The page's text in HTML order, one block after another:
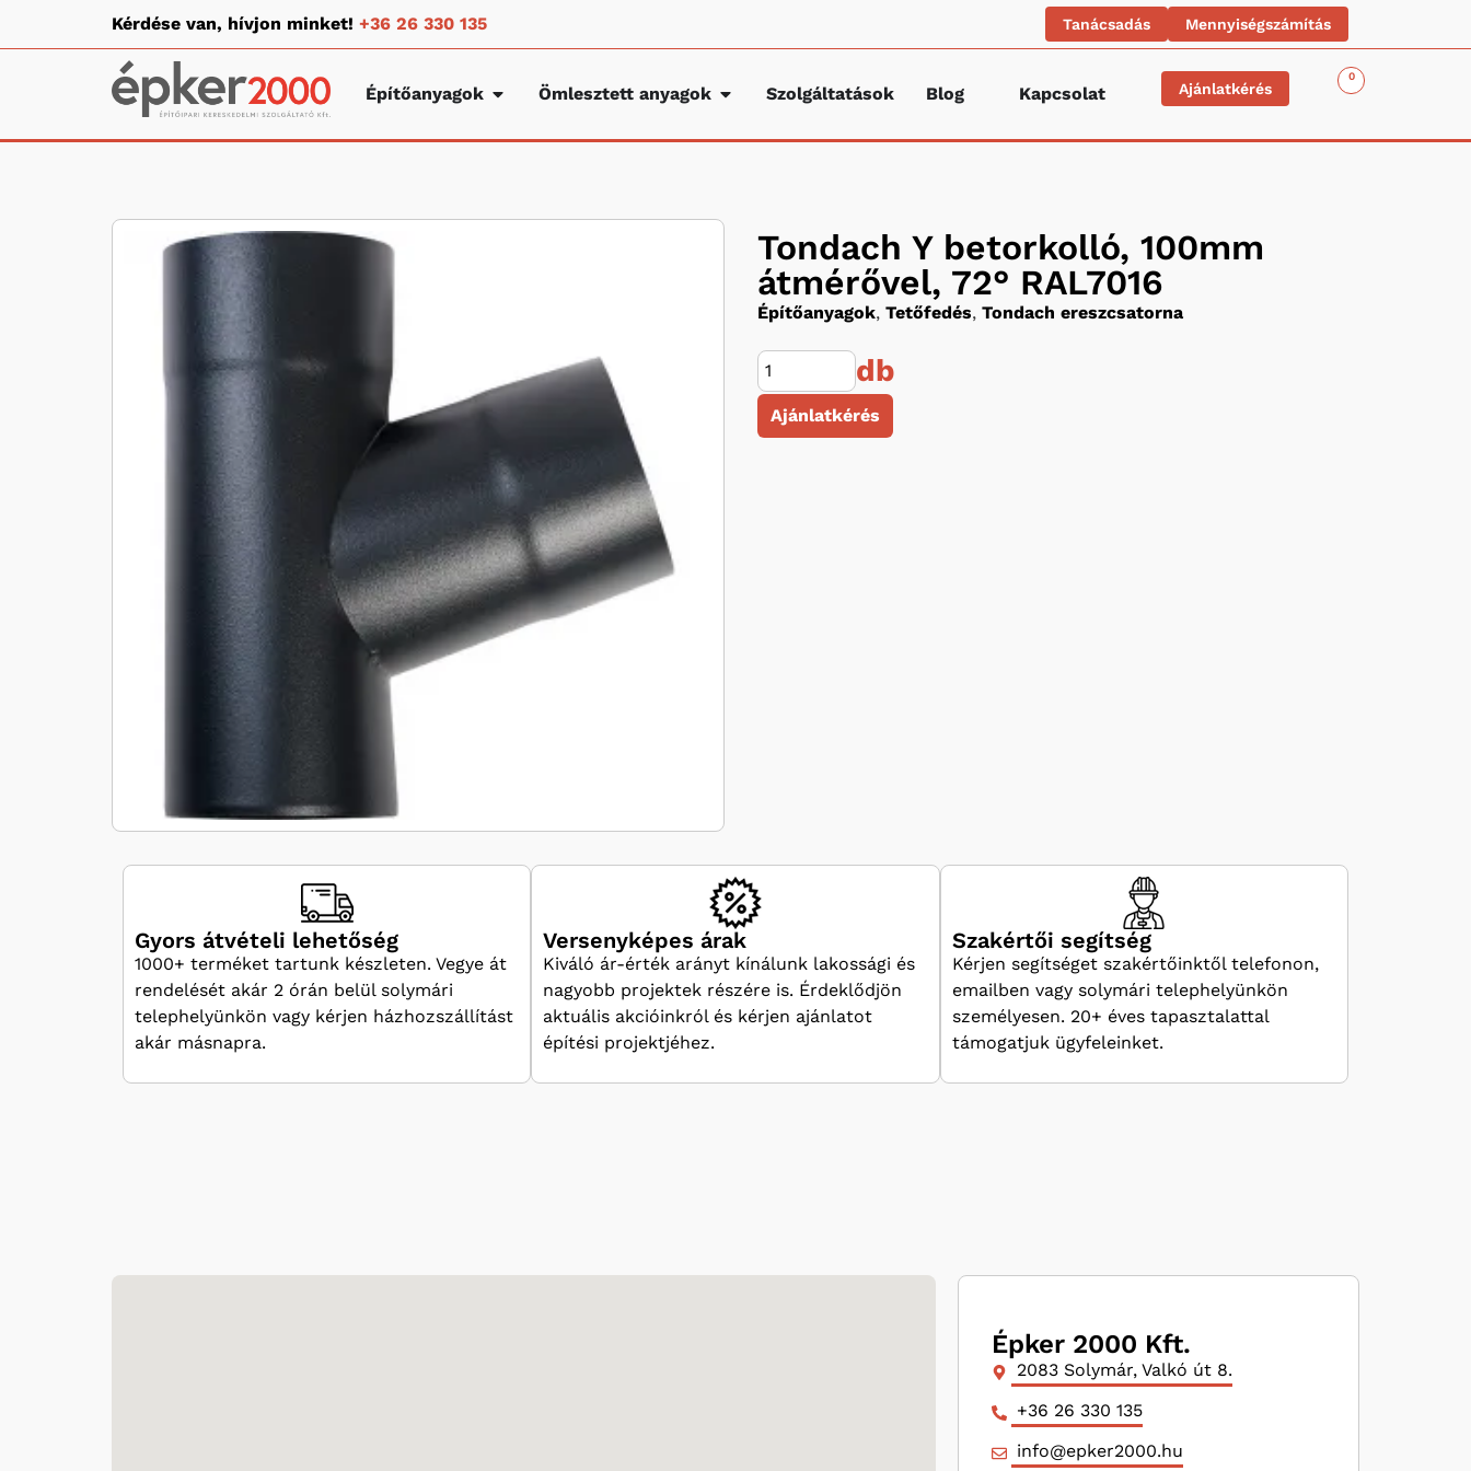
Kérdése van, hívjon minket! +36 26 330 135 Tanácsadás Mennyiségszámítás
Építőanyagok Ömlesztett anyagok Szolgáltatások Blog Kapcsolat Ajánlatkérés
0
Tondach Y betorkolló, 100mm
átmérővel, 72° RAL7016
Építőanyagok, Tetőfedés, Tondach ereszcsatorna
db
Ajánlatkérés
Gyors átvételi lehetőség
1000+ terméket tartunk készleten. Vegye át
rendelését akár 2 órán belül solymári
telephelyünkön vagy kérjen házhozszállítást
akár másnapra.
Versenyképes árak
Kiváló ár-érték arányt kínálunk lakossági és
nagyobb projektek részére is. Érdeklődjön
aktuális akcióinkról és kérjen ajánlatot
építési projektjéhez.
Szakértői segítség
Kérjen segítséget szakértőinktől telefonon,
emailben vagy solymári telephelyünkön
személyesen. 20+ éves tapasztalattal
támogatjuk ügyfeleinket.
Épker 2000 Kft.
2083 Solymár, Valkó út 8.
+36 26 330 135
info@epker2000.hu